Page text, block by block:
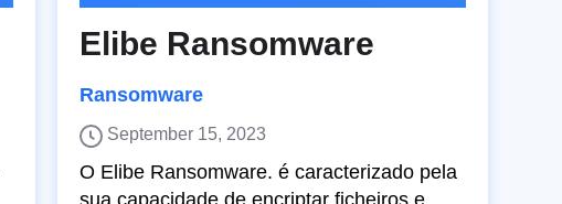
Elibe Ransomware
Ransomware
September 15, 2023
O Elibe Ransomware. é caracterizado pela
sua capacidade de encriptar ficheiros e